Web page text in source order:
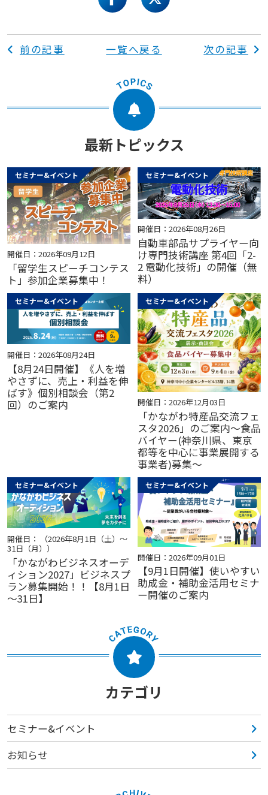
facebooktwitter
前の記事 一覧へ戻る 次の記事
最新トピックス
セミナー&イベント
開催日：2026年09月12日
「留学生スピーチコンテス
ト」参加企業募集中！
セミナー&イベント
開催日：2026年08月26日
自動車部品サプライヤー向
け専門技術講座 第4回「2-
2 電動化技術」の開催（無
料）
セミナー&イベント
開催日：2026年08月24日
【8月24日開催】《人を増
やさずに、売上・利益を伸
ばす》個別相談会（第2
回）のご案内
セミナー&イベント
開催日：2026年12月03日
「かながわ特産品交流フェ
スタ2026」のご案内～食品
バイヤー(神奈川県、東京
都等を中心に事業展開する
事業者)募集～
セミナー&イベント
開催日： （2026年8月1日（土）～
31日（月））
「かながわビジネスオーデ
ィション2027」ビジネスプ
ラン募集開始！！【8月1日
～31日】
セミナー&イベント
開催日：2026年09月01日
【9月1日開催】使いやすい
助成金・補助金活用セミナ
ー開催のご案内
カテゴリ
セミナー&イベント
お知らせ